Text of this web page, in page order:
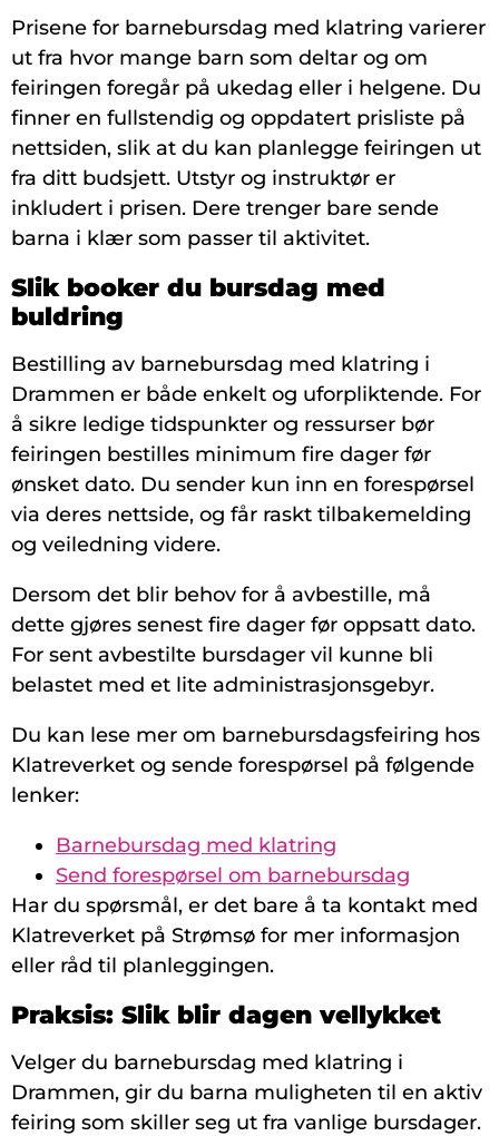
Prisene for barnebursdag med klatring varierer
ut fra hvor mange barn som deltar og om
feiringen foregår på ukedag eller i helgene. Du
finner en fullstendig og oppdatert prisliste på
nettsiden, slik at du kan planlegge feiringen ut
fra ditt budsjett. Utstyr og instruktør er
inkludert i prisen. Dere trenger bare sende
barna i klær som passer til aktivitet.
Slik booker du bursdag med
buldring
Bestilling av barnebursdag med klatring i
Drammen er både enkelt og uforpliktende. For
å sikre ledige tidspunkter og ressurser bør
feiringen bestilles minimum fire dager før
ønsket dato. Du sender kun inn en forespørsel
via deres nettside, og får raskt tilbakemelding
og veiledning videre.
Dersom det blir behov for å avbestille, må
dette gjøres senest fire dager før oppsatt dato.
For sent avbestilte bursdager vil kunne bli
belastet med et lite administrasjonsgebyr.
Du kan lese mer om barnebursdagsfeiring hos
Klatreverket og sende forespørsel på følgende
lenker:
Barnebursdag med klatring
Send forespørsel om barnebursdag
Har du spørsmål, er det bare å ta kontakt med
Klatreverket på Strømsø for mer informasjon
eller råd til planleggingen.
Praksis: Slik blir dagen vellykket
Velger du barnebursdag med klatring i
Drammen, gir du barna muligheten til en aktiv
feiring som skiller seg ut fra vanlige bursdager.